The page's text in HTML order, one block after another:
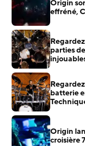
Origin
effréné,
parties
batterie
Origin
croisière